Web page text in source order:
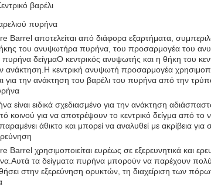
βαρέλι
πυρήνα
Barrel αποτελείται από διάφορα εξαρτήματα,
του ανυψωτήρα πυρήνα, του προσαρμογέα του
δείγμαΟ κεντρικός ανυψωτής και η θήκη του
ανάκτηση.Η κεντρική ανυψωτή προσαρμογέα
για την ανάκτηση του βαρέλι του πυρήνα από την
είναι ειδικά σχεδιασμένο για την ανάκτηση
κοινού για να αποτρέψουν το κεντρικό δείγμα από το
άθικτο και μπορεί να αναλυθεί με ακρίβεια
Barrel χρησιμοποιείται ευρέως σε εξερευνητικά και
τα δείγματα πυρήνα μπορούν να παρέχουν
στην εξερεύνηση ορυκτών, τη διαχείριση των πόρων